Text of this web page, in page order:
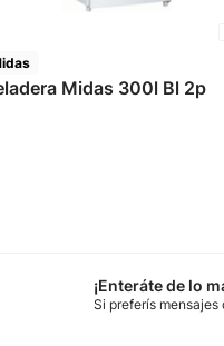
Midas 300l Bl 2p
¡Enteráte de lo
Si preferís